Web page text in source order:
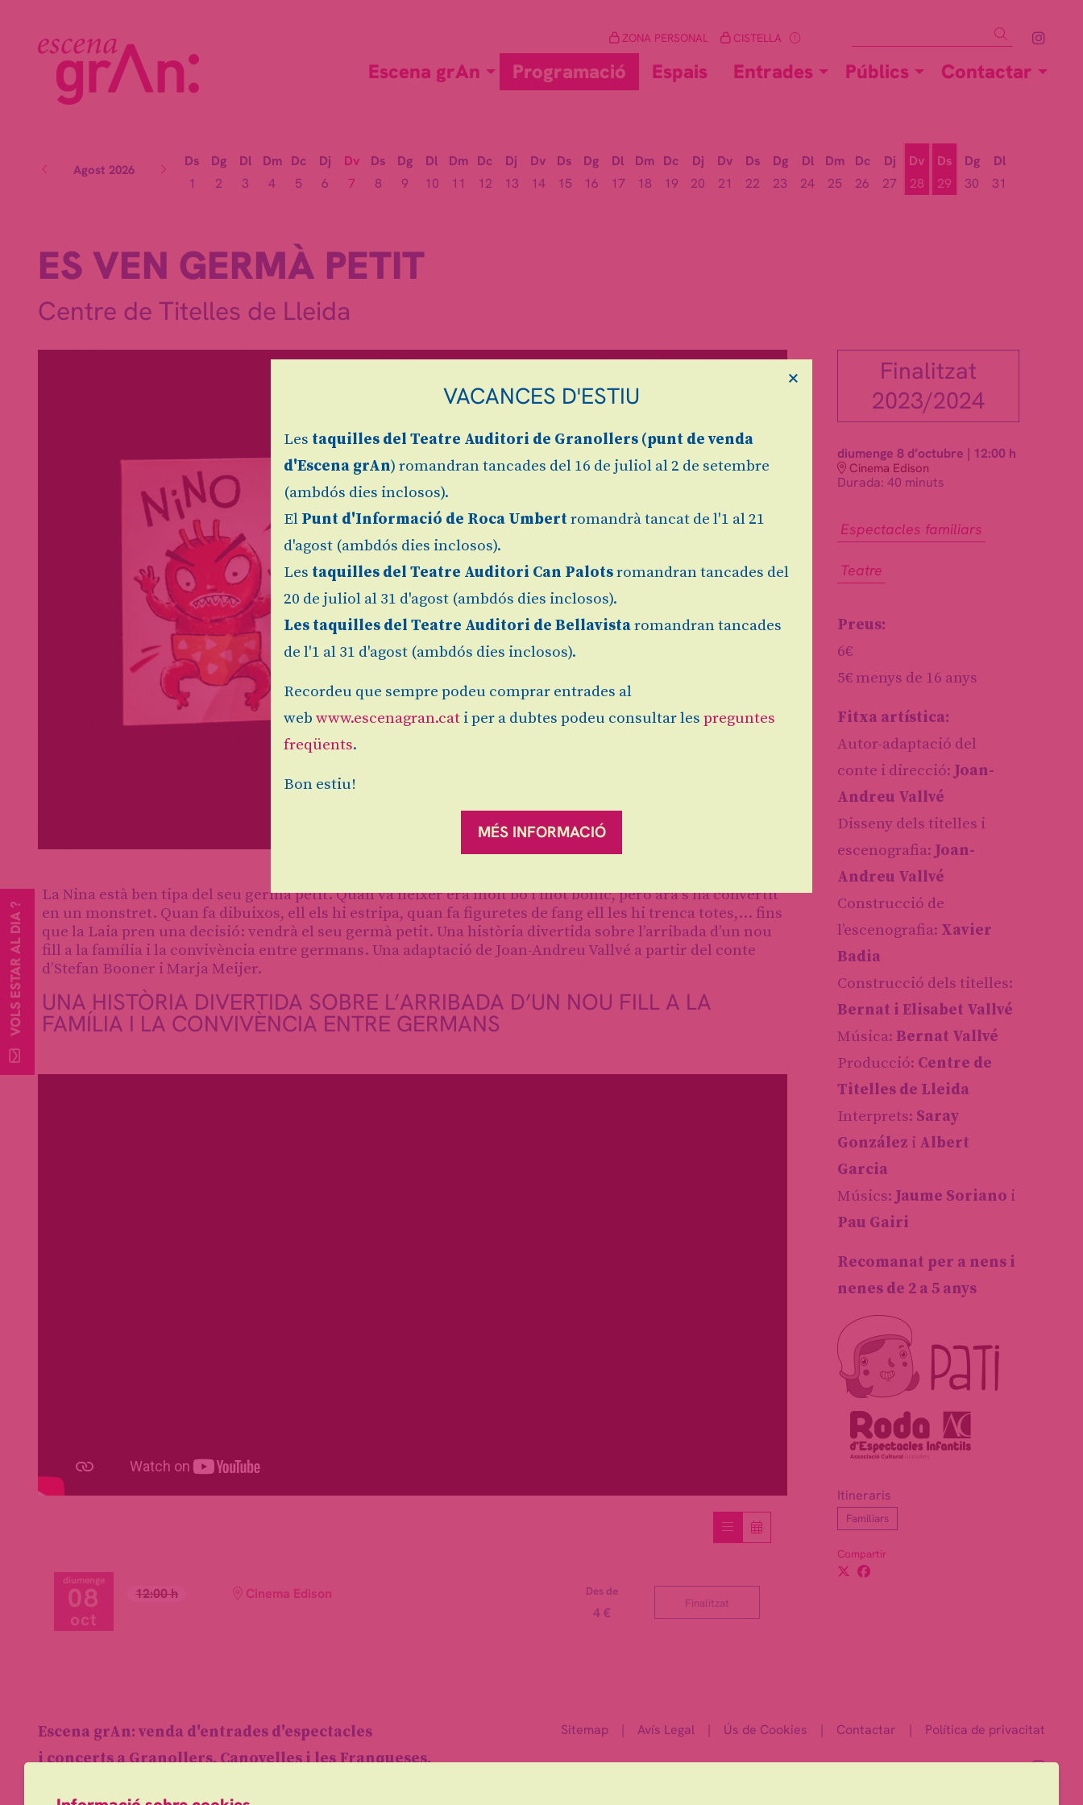
VOLS ESTAR AL DIA ?
Link
Cercar
ZONA PERSONAL CISTELLA
Escena grAn Programació Espais Entrades Públics Contactar
Agost 2026
Ds
1
Dg
2
Dl
3
Dm
4
Dc
5
Dj
6
Dv
7
Ds
8
Dg
9
Dl
10
Dm
11
Dc
12
Dj
13
Dv
14
Ds
15
Dg
16
Dl
17
Dm
18
Dc
19
Dj
20
Dv
21
Ds
22
Dg
23
Dl
24
Dm
25
Dc
26
Dj
27
Dv
28
Ds
29
Dg
30
Dl
31
ES VEN GERMÀ PETIT
Centre de Titelles de Lleida
Finalitzat
2023/2024
diumenge 8 d’octubre | 12:00 h
Cinema Edison
Durada: 40 minuts
Espectacles familiars
Teatre
Preus:
6€
5€ menys de 16 anys
Fitxa artística:
Autor-adaptació del
conte i direcció: Joan-
Andreu Vallvé
Disseny dels titelles i
escenografia: Joan-
Andreu Vallvé
Construcció de
l’escenografia: Xavier
Badia
Construcció dels titelles:
Bernat i Elisabet Vallvé
Música: Bernat Vallvé
Producció: Centre de
Titelles de Lleida
Interprets: Saray
González i Albert
Garcia
Músics: Jaume Soriano i
Pau Gairi
Recomanat per a nens i
nenes de 2 a 5 anys
Itineraris
Familiars
Compartir
La Nina està ben tipa del seu germà petit. Quan va néixer era molt bo i mot bonic, però ara s’ha convertit
en un monstret. Quan fa dibuixos, ell els hi estripa, quan fa figuretes de fang ell les hi trenca totes,... fins
que la Laia pren una decisió: vendrà el seu germà petit. Una història divertida sobre l’arribada d’un nou
fill a la família i la convivència entre germans. Una adaptació de Joan-Andreu Vallvé a partir del conte
d’Stefan Booner i Marja Meijer.
UNA HISTÒRIA DIVERTIDA SOBRE L’ARRIBADA D’UN NOU FILL A LA
FAMÍLIA I LA CONVIVÈNCIA ENTRE GERMANS
diumenge
08
oct
12:00 h Cinema Edison Des de
4 €
Finalitzat
Escena grAn: venda d'entrades d'espectacles
i concerts a Granollers, Canovelles i les Franqueses.
Sitemap | Avís Legal | Ús de Cookies | Contactar | Política de privacitat
Link
VACANCES D'ESTIU
Les taquilles del Teatre Auditori de Granollers (punt de venda
d'Escena grAn) romandran tancades del 16 de juliol al 2 de setembre
(ambdós dies inclosos).
El Punt d'Informació de Roca Umbertromandrà tancat de l'1 al 21
d'agost (ambdós dies inclosos).
Les taquilles del Teatre Auditori Can Palotsromandran tancades del
20 de juliol al 31 d'agost (ambdós dies inclosos).
Les taquilles del Teatre Auditori de Bellavistaromandran tancades
de l'1 al 31 d'agost (ambdós dies inclosos).
Recordeu que sempre podeu comprar entrades al
web www.escenagran.cat i per a dubtes podeu consultar les preguntes
freqüents.
Bon estiu!
MÉS INFORMACIÓ
×